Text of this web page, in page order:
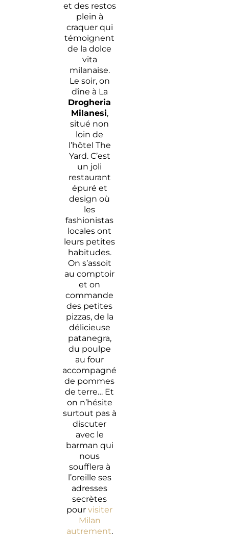
et des restos
plein à
craquer qui
témoignent
de la dolce
vita
milanaise.
Le soir, on
dîne à La
Drogheria
Milanesi,
situé non
loin de
l’hôtel The
Yard. C’est
un joli
restaurant
épuré et
design où
les
fashionistas
locales ont
leurs petites
habitudes.
On s’assoit
au comptoir
et on
commande
des petites
pizzas, de la
délicieuse
patanegra,
du poulpe
au four
accompagné
de pommes
de terre… Et
on n’hésite
surtout pas à
discuter
avec le
barman qui
nous
soufflera à
l’oreille ses
adresses
secrètes
pourvisiter
Milan
autrement.